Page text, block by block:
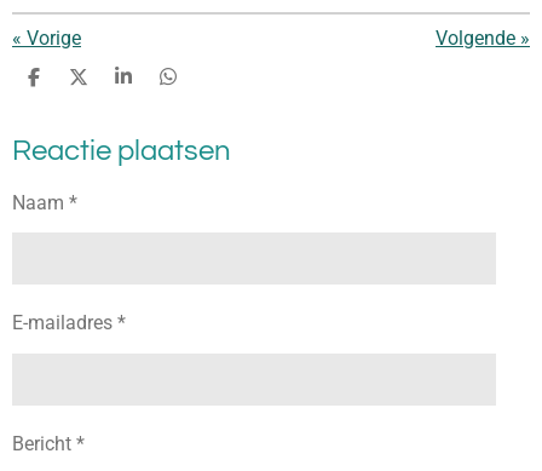
« Vorige Volgende »
D
e
n
D
l
S
r
e
D
e
n
Reactie plaatsen
Naam *
E-mailadres *
Bericht *